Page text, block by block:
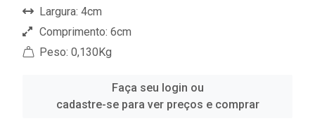
Largura: 4cm
Comprimento: 6cm
Peso: 0,130Kg
Faça seu login ou
cadastre-se para ver preços e comprar